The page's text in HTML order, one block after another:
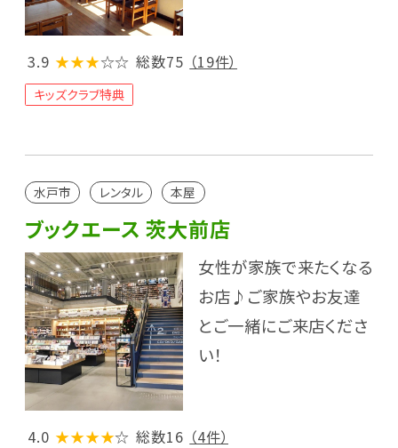
3.9 ★★★☆☆ 総数75 （19件）
キッズクラブ特典
水戸市 レンタル 本屋
ブックエース 茨大前店
女性が家族で来たくなる
お店♪ご家族やお友達
とご一緒にご来店くださ
い！
4.0 ★★★★☆ 総数16 （4件）